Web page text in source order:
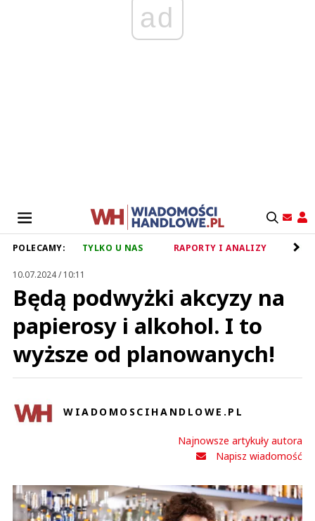
ad
POLECAMY: TYLKO U NAS RAPORTY I ANALIZY
10.07.2024 / 10:11
Będą podwyżki akcyzy na
papierosy i alkohol. I to
wyższe od planowanych!
WIADOMOSCIHANDLOWE.PL
Najnowsze artykuły autora
Napisz wiadomość